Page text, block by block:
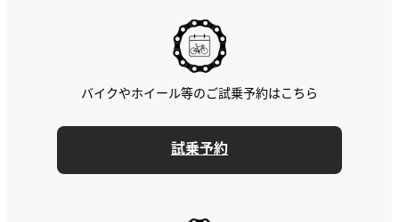
バイクやホイール等のご試乗予約はこちら
試乗予約